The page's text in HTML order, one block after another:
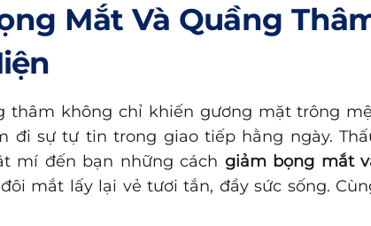
Mắt Và Quầng
thâm không chỉ khiến gương mặt trông
đi sự tự tin trong giao tiếp hằng ngày.
mí đến bạn những cách giảm bọng mắt
mắt lấy lại vẻ tươi tắn, đầy sức sống.